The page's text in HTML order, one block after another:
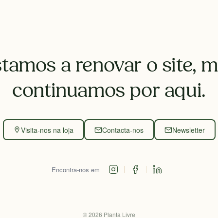
a renovar o site,
continuamos por aqui.
Visita-nos na loja Contacta-nos Newsletter
Encontra-nos em
©2026 Planta Livre